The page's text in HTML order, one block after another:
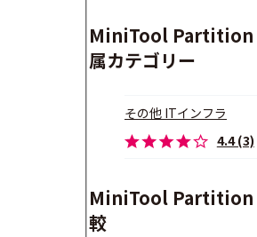
MiniTool Partition
属カテゴリー
その他 ITインフラ
4.4 (3)
MiniTool Partition
較